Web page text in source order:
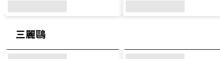
三麗鷗